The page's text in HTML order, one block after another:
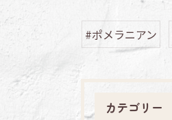
#ポメラニアン
カテゴリー